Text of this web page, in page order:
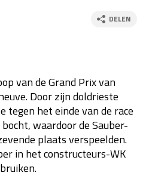
vr 14:00 - 15:00
za 13:00 - 15:00
09 - 11 okt
zo 14:00 - 16:00
2026
DELEN
van de Grand Prix van
Door zijn doldrieste
tegen het einde van de race
waardoor de Sauber-
plaats verspeelden.
in het constructeurs-WK